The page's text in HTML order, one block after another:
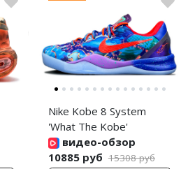
Nike Kobe 8 System
'What The Kobe'
видео-обзор
10885 руб 15308 руб